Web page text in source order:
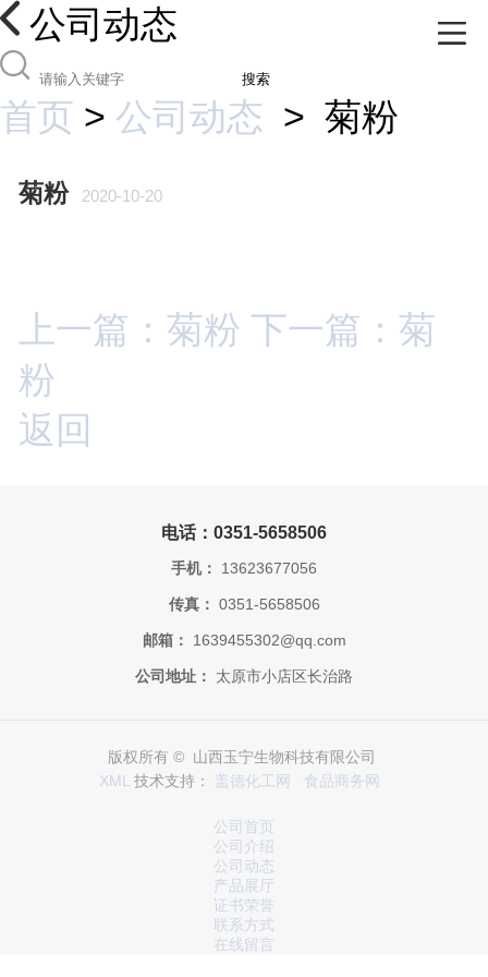
公司动态
搜索
首页 > 公司动态 > 菊粉
菊粉 2020-10-20
上一篇：菊粉 下一篇：菊
粉
返回
电话：0351-5658506
手机： 13623677056
传真： 0351-5658506
邮箱： 1639455302@qq.com
公司地址： 太原市小店区长治路
版权所有 © 山西玉宁生物科技有限公司
XML 技术支持： 盖德化工网 食品商务网
公司首页
公司介绍
公司动态
产品展厅
证书荣誉
联系方式
在线留言